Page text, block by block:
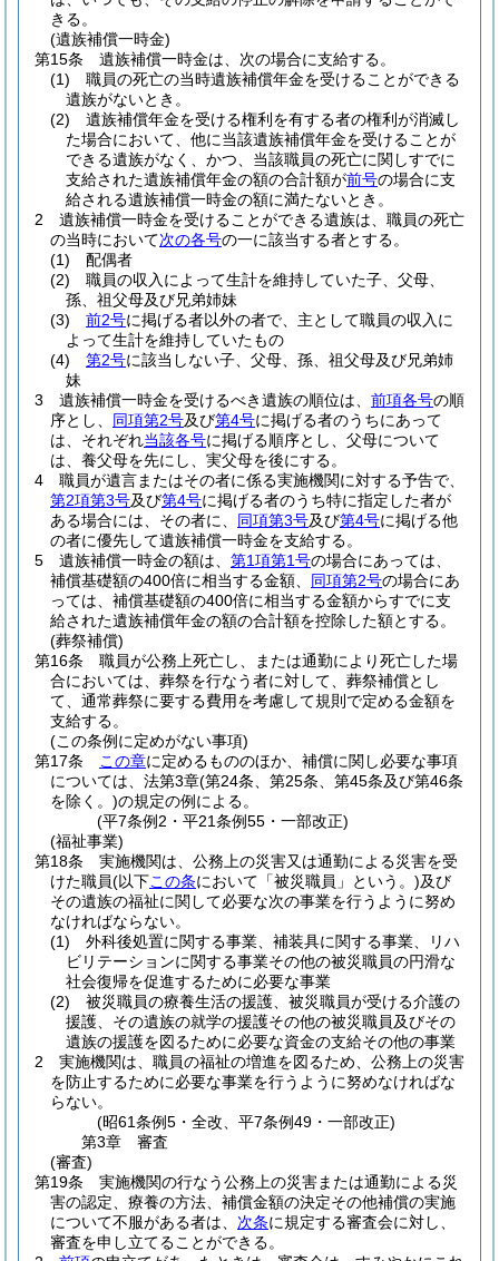
きる。
(遺族補償一時金)
第15条
遺族補償一時金は、次の場合に支給する。
(1)
職員の死亡の当時遺族補償年金を受けることができる
遺族がないとき。
(2)
遺族補償年金を受ける権利を有する者の権利が消滅し
た場合において、他に当該遺族補償年金を受けることが
できる遺族がなく、かつ、当該職員の死亡に関しすでに
支給された遺族補償年金の額の合計額が前号の場合に支
給される遺族補償一時金の額に満たないとき。
2
遺族補償一時金を受けることができる遺族は、職員の死亡
の当時において次の各号の一に該当する者とする。
(1)
配偶者
(2)
職員の収入によって生計を維持していた子、父母、
孫、祖父母及び兄弟姉妹
(3)
前2号に掲げる者以外の者で、主として職員の収入に
よって生計を維持していたもの
(4)
第2号に該当しない子、父母、孫、祖父母及び兄弟姉
妹
3
遺族補償一時金を受けるべき遺族の順位は、 前項各号の順
序とし、 同項第2号及び第4号に掲げる者のうちにあって
は、それぞれ当該各号に掲げる順序とし、父母について
は、養父母を先にし、実父母を後にする。
4
職員が遺言またはその者に係る実施機関に対する予告で、
第2項第3号及び第4号に掲げる者のうち特に指定した者が
ある場合には、その者に、 同項第3号及び第4号に掲げる他
の者に優先して遺族補償一時金を支給する。
5
遺族補償一時金の額は、 第1項第1号の場合にあっては、
補償基礎額の400倍に相当する金額、 同項第2号の場合にあ
っては、補償基礎額の400倍に相当する金額からすでに支
給された遺族補償年金の額の合計額を控除した額とする。
(葬祭補償)
第16条
職員が公務上死亡し、または通勤により死亡した場
合においては、葬祭を行なう者に対して、葬祭補償とし
て、通常葬祭に要する費用を考慮して規則で定める金額を
支給する。
(この条例に定めがない事項)
第17条
この章に定めるもののほか、補償に関し必要な事項
については、法第3章(第24条、第25条、第45条及び第46条
を除く。)の規定の例による。
(平7条例2・平21条例55・一部改正)
(福祉事業)
第18条
実施機関は、公務上の災害又は通勤による災害を受
けた職員(以下この条において「被災職員」という。)及び
その遺族の福祉に関して必要な次の事業を行うように努め
なければならない。
(1)
外科後処置に関する事業、補装具に関する事業、リハ
ビリテーションに関する事業その他の被災職員の円滑な
社会復帰を促進するために必要な事業
(2)
被災職員の療養生活の援護、被災職員が受ける介護の
援護、その遺族の就学の援護その他の被災職員及びその
遺族の援護を図るために必要な資金の支給その他の事業
2
実施機関は、職員の福祉の増進を図るため、公務上の災害
を防止するために必要な事業を行うように努めなければな
らない。
(昭61条例5・全改、平7条例49・一部改正)
第3章
審査
(審査)
第19条
実施機関の行なう公務上の災害または通勤による災
害の認定、療養の方法、補償金額の決定その他補償の実施
について不服がある者は、 次条に規定する審査会に対し、
審査を申し立てることができる。